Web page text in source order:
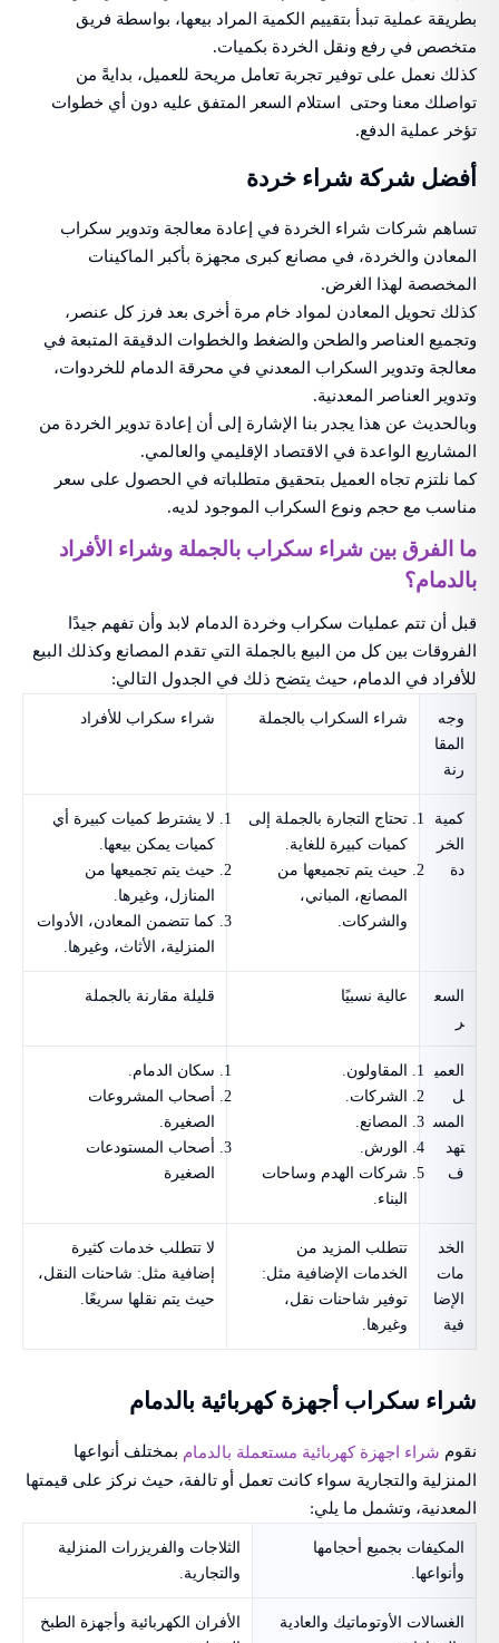
بطريقة عملية تبدأ بتقييم الكمية المراد بيعها، بواسطة فريق
متخصص في رفع ونقل الخردة بكميات.
كذلك نعمل على توفير تجربة تعامل مريحة للعميل، بدايةً من
تواصلك معنا وحتى استلام السعر المتفق عليه دون أي خطوات
تؤخر عملية الدفع.
أفضل شركة شراء خردة
تساهم شركات شراء الخردة في إعادة معالجة وتدوير سكراب
المعادن والخردة، في مصانع كبرى مجهزة بأكبر الماكينات
المخصصة لهذا الغرض.
كذلك تحويل المعادن لمواد خام مرة أخرى بعد فرز كل عنصر،
وتجميع العناصر والطحن والضغط والخطوات الدقيقة المتبعة في
معالجة وتدوير السكراب المعدني في محرقة الدمام للخردوات،
وتدوير العناصر المعدنية.
وبالحديث عن هذا يجدر بنا الإشارة إلى أن إعادة تدوير الخردة من
المشاريع الواعدة في الاقتصاد الإقليمي والعالمي.
كما نلتزم تجاه العميل بتحقيق متطلباته في الحصول على سعر
مناسب مع حجم ونوع السكراب الموجود لديه.
ما الفرق بين شراء سكراب بالجملة وشراء الأفراد
بالدمام؟
قبل أن تتم عمليات سكراب وخردة الدمام لابد وأن تفهم جيدًا
الفروقات بين كل من البيع بالجملة التي تقدم المصانع وكذلك البيع
للأفراد في الدمام، حيث يتضح ذلك في الجدول التالي:
وجه
المقا
رنة
شراء السكراب بالجملة شراء سكراب للأفراد
كمية
الخر
دة
تحتاج التجارة بالجملة إلى
كميات كبيرة للغاية.
حيث يتم تجميعها من
المصانع، المباني،
والشركات.
لا يشترط كميات كبيرة أي
كميات يمكن بيعها.
حيث يتم تجميعها من
المنازل، وغيرها.
كما تتضمن المعادن، الأدوات
المنزلية، الأثاث، وغيرها.
السع
ر
عالية نسبيًا قليلة مقارنة بالجملة
العمي
ل
المس
تهد
ف
المقاولون.
الشركات.
المصانع.
الورش.
شركات الهدم وساحات
البناء.
سكان الدمام.
أصحاب المشروعات
الصغيرة.
أصحاب المستودعات
الصغيرة
الخد
مات
الإضا
فية
تتطلب المزيد من
الخدمات الإضافية مثل:
توفير شاحنات نقل،
وغيرها.
لا تتطلب خدمات كثيرة
إضافية مثل: شاحنات النقل،
حيث يتم نقلها سريعًا.
شراء سكراب أجهزة كهربائية بالدمام
نقوم شراء اجهزة كهربائية مستعملة بالدمام بمختلف أنواعها
المنزلية والتجارية سواء كانت تعمل أو تالفة، حيث نركز على قيمتها
المعدنية، وتشمل ما يلي:
المكيفات بجميع أحجامها
وأنواعها.
الثلاجات والفريزرات المنزلية
والتجارية.
الغسالات الأوتوماتيك والعادية
الأفران الكهربائية وأجهزة الطبخ